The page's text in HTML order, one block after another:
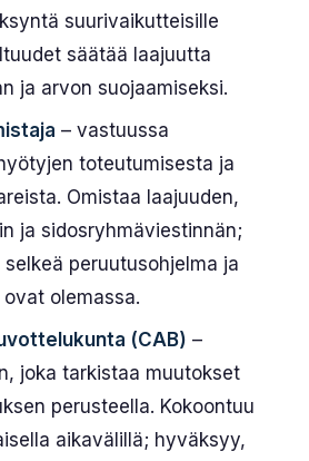
suurivaikutteisille
säätää laajuutta
ja arvon suojaamiseksi.
– vastuussa
toteutumisesta ja
Omistaa laajuuden,
ja sidosryhmäviestinnän;
peruutusohjelma ja
olemassa.
(CAB) –
joka tarkistaa muutokset
perusteella. Kokoontuu
aikavälillä; hyväksyy,